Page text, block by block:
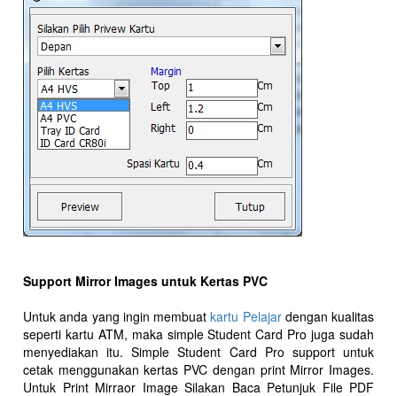
Support Mirror Images untuk Kertas PVC
Untuk anda yang ingin membuatkartu Pelajardengan kualitas
seperti kartu ATM, maka simple Student Card Pro juga sudah
menyediakan itu. Simple Student Card Pro support untuk
cetak menggunakan kertas PVC dengan print Mirror Images.
Untuk Print Mirraor Image Silakan Baca Petunjuk File PDF